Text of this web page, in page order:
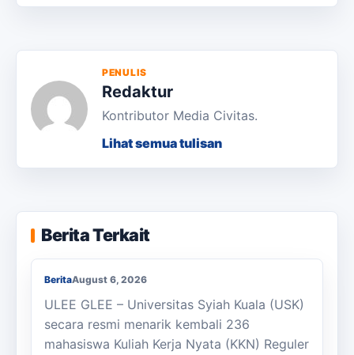
PENULIS
Redaktur
Kontributor Media Civitas.
Lihat semua tulisan
Berita Terkait
KKN Usai, KOSI USK Apresiasi Dukungan
Masyarakat Bandar Dua
BeritaAugust 6, 2026
ULEE GLEE – Universitas Syiah Kuala (USK)
secara resmi menarik kembali 236
mahasiswa Kuliah Kerja Nyata (KKN) Reguler